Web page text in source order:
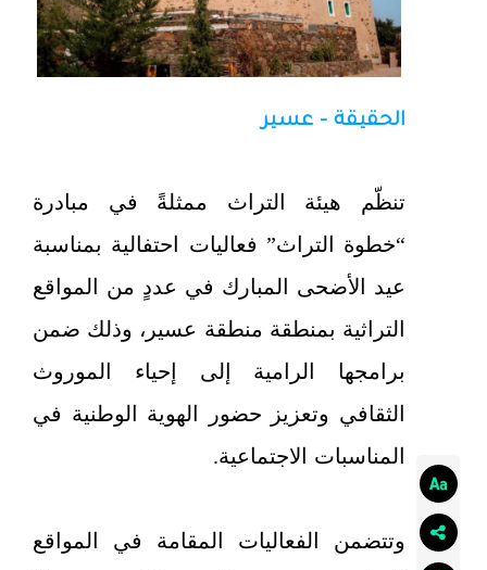
الحقيقة - عسير
تنظّم هيئة التراث ممثلةً في مبادرة
“خطوة التراث” فعاليات احتفالية بمناسبة
عيد الأضحى المبارك في عددٍ من المواقع
التراثية بمنطقة منطقة عسير، وذلك ضمن
برامجها الرامية إلى إحياء الموروث
الثقافي وتعزيز حضور الهوية الوطنية في
المناسبات الاجتماعية.
وتتضمن الفعاليات المقامة في المواقع